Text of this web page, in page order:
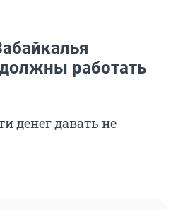
работать
денег давать не